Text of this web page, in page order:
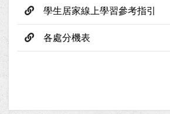
學生居家線上學習參考指引
各處分機表